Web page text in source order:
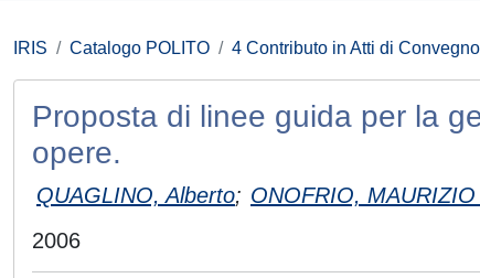
IRIS Catalogo POLITO 4 Contributo in Atti di
Proposta di linee guida per la
opere.
QUAGLINO, Alberto; ONOFRIO,
2006